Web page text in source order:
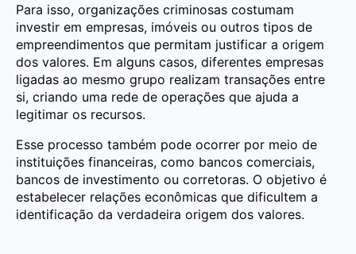
Para isso, organizações criminosas costumam
investir em empresas, imóveis ou outros tipos de
empreendimentos que permitam justificar a origem
dos valores. Em alguns casos, diferentes empresas
ligadas ao mesmo grupo realizam transações entre
si, criando uma rede de operações que ajuda a
legitimar os recursos.
Esse processo também pode ocorrer por meio de
instituições financeiras, como bancos comerciais,
bancos de investimento ou corretoras. O objetivo é
estabelecer relações econômicas que dificultem a
identificação da verdadeira origem dos valores.